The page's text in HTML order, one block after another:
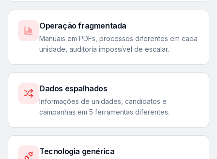
Operação fragmentada
Manuais em PDFs, processos diferentes em cada
unidade, auditoria impossível de escalar.
Dados espalhados
Informações de unidades, candidatos e
campanhas em 5 ferramentas diferentes.
Tecnologia genérica